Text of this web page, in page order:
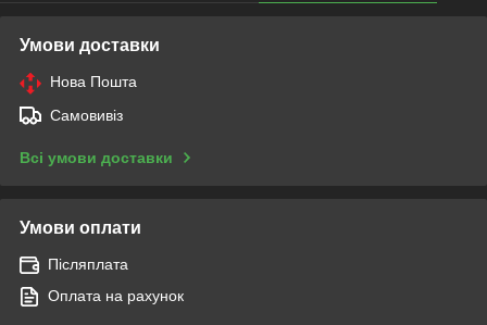
Умови доставки
Нова Пошта
Самовивіз
Всі умови доставки
Умови оплати
Післяплата
Оплата на рахунок